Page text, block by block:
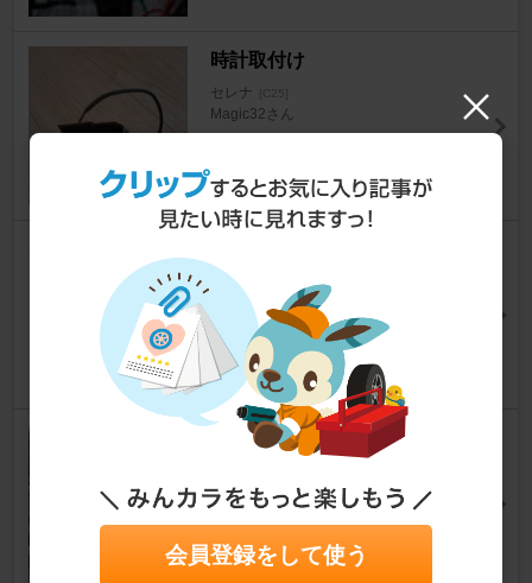
時計取付け
セレナ [C25]
Magic32さん
ョナー・ベルト交換
セレナ [C25]
なかむら＠Ｓａｉさん
7
0
スパイラルケーブル交換
はなおっちゃんさん
会員登録をして使う